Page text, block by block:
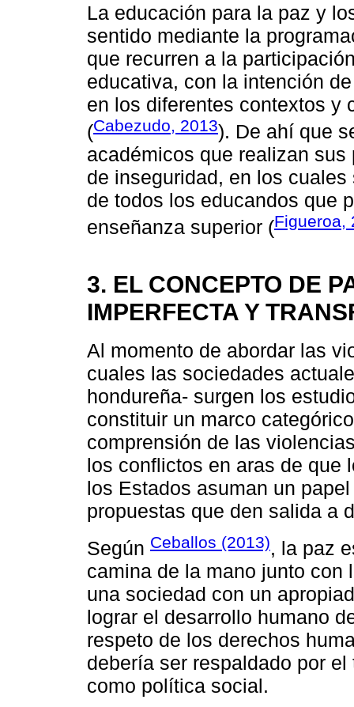
La educación para la paz y
sentido mediante la
que recurren a la
educativa, con la intención
en los diferentes contextos y
(Cabezudo, 2013). De ahí que
académicos que realizan
de inseguridad, en los
de todos los educandos que
enseñanza superior (Figueroa,
3. EL CONCEPTO DE
IMPERFECTA Y
Al momento de abordar las
cuales las sociedades
hondureña- surgen los
constituir un marco
comprensión de las
los conflictos en aras de que
los Estados asuman un
propuestas que den salida a
Según Ceballos (2013), la paz
camina de la mano junto con
una sociedad con un
lograr el desarrollo humano
respeto de los derechos
debería ser respaldado por
como política social.